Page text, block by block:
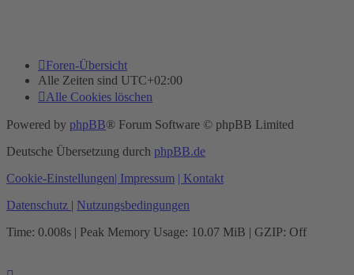
Foren-Übersicht
Alle Zeiten sind UTC+02:00
Alle Cookies löschen
Powered by phpBB® Forum Software © phpBB Limited
Deutsche Übersetzung durch phpBB.de
Cookie-Einstellungen| Impressum | Kontakt
Datenschutz | Nutzungsbedingungen
Time: 0.008s | Peak Memory Usage: 10.07 MiB | GZIP: Off